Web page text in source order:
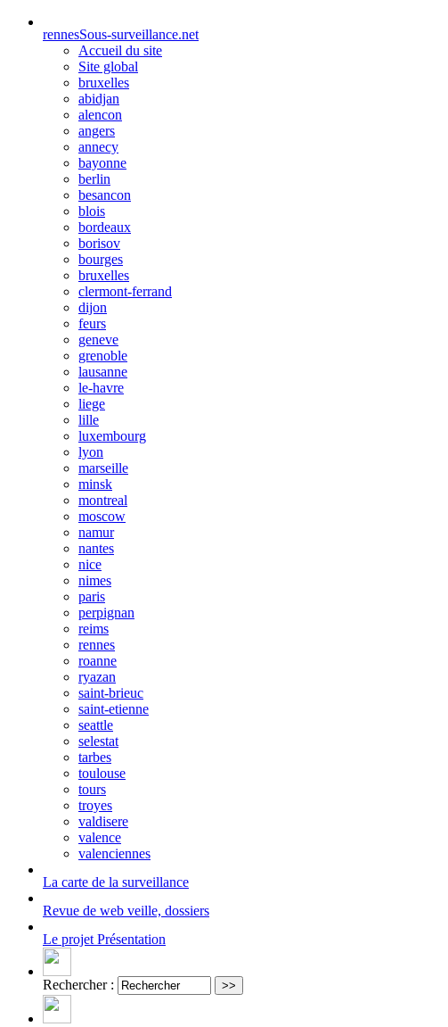
rennesSous-surveillance.net
Accueil du site
Site global
bruxelles
abidjan
alencon
angers
annecy
bayonne
berlin
besancon
blois
bordeaux
borisov
bourges
bruxelles
clermont-ferrand
dijon
feurs
geneve
grenoble
lausanne
le-havre
liege
lille
luxembourg
lyon
marseille
minsk
montreal
moscow
namur
nantes
nice
nimes
paris
perpignan
reims
rennes
roanne
ryazan
saint-brieuc
saint-etienne
seattle
selestat
tarbes
toulouse
tours
troyes
valdisere
valence
valenciennes
La carte de la surveillance
Revue de web veille, dossiers
Le projet Présentation
Rechercher :